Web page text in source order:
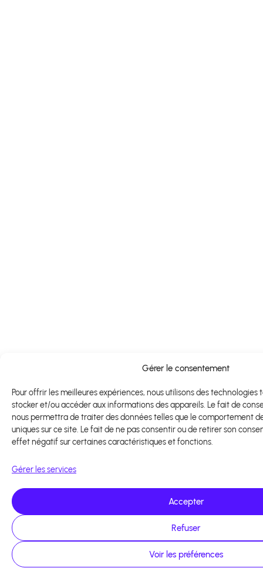
Gérer le consentement
Pour offrir les meilleures expériences, nous utilisons des technologies
stocker et/ou accéder aux informations des appareils. Le fait de
nous permettra de traiter des données telles que le comportement
uniques sur ce site. Le fait de ne pas consentir ou de retirer son
effet négatif sur certaines caractéristiques et fonctions.
Gérer les services
Accepter
Refuser
Voir les préférences